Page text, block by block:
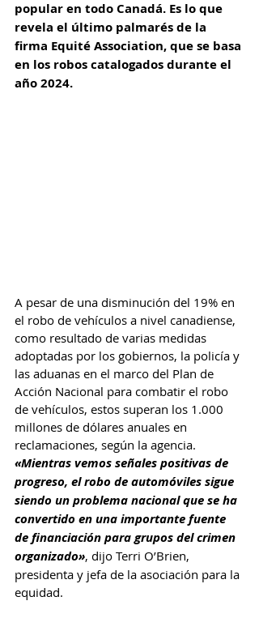
popular en todo Canadá. Es lo que
revela el último palmarés de la
firma Equité Association, que se basa
en los robos catalogados durante el
año 2024.
A pesar de una disminución del 19% en
el robo de vehículos a nivel canadiense,
como resultado de varias medidas
adoptadas por los gobiernos, la policía y
las aduanas en el marco del Plan de
Acción Nacional para combatir el robo
de vehículos, estos superan los 1.000
millones de dólares anuales en
reclamaciones, según la agencia.
«Mientras vemos señales positivas de
progreso, el robo de automóviles sigue
siendo un problema nacional que se ha
convertido en una importante fuente
de financiación para grupos del crimen
organizado», dijo Terri O’Brien,
presidenta y jefa de la asociación para la
equidad.